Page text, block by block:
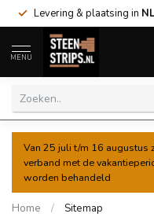
Levering & plaatsing in
MENU
Van 25 juli t/m 16 augustus
verband met de
worden behandeld
Home / Sitemap